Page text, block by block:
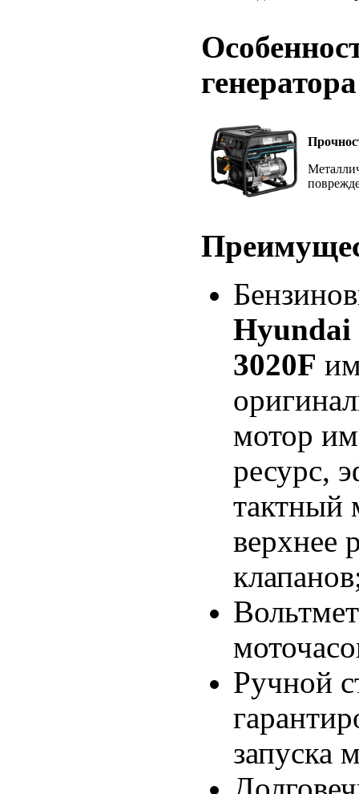
3020F
мотор
ресурс,
тактный
верхнее
Ручной
запуска